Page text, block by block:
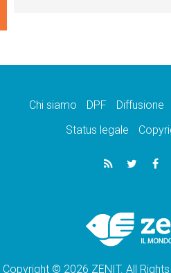
Chi siamo DPF Diffusione
Status legale
Copyright © 2026 ZENIT. All